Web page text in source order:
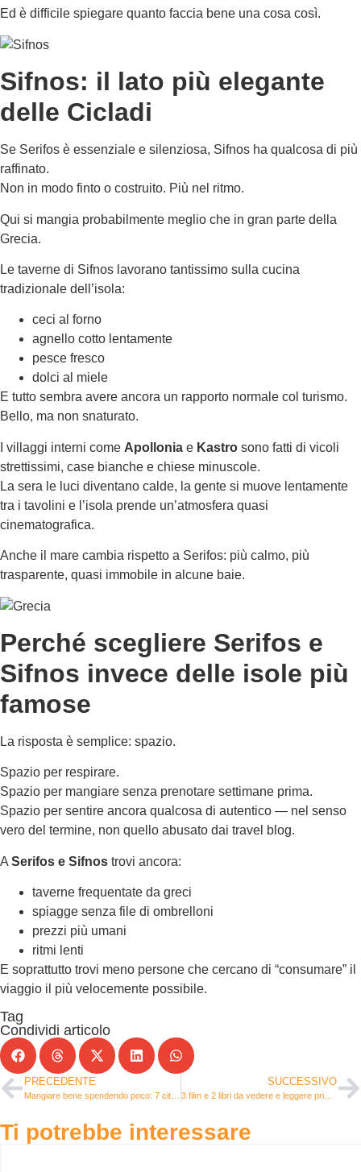
Ed è difficile spiegare quanto faccia bene una cosa così.
Sifnos: il lato più elegante
delle Cicladi
Se Serifos è essenziale e silenziosa, Sifnos ha qualcosa di più
raffinato.
Non in modo finto o costruito. Più nel ritmo.
Qui si mangia probabilmente meglio che in gran parte della
Grecia.
Le taverne di Sifnos lavorano tantissimo sulla cucina
tradizionale dell’isola:
ceci al forno
agnello cotto lentamente
pesce fresco
dolci al miele
E tutto sembra avere ancora un rapporto normale col turismo.
Bello, ma non snaturato.
I villaggi interni come Apollonia e Kastro sono fatti di vicoli
strettissimi, case bianche e chiese minuscole.
La sera le luci diventano calde, la gente si muove lentamente
tra i tavolini e l’isola prende un’atmosfera quasi
cinematografica.
Anche il mare cambia rispetto a Serifos: più calmo, più
trasparente, quasi immobile in alcune baie.
Perché scegliere Serifos e
Sifnos invece delle isole più
famose
La risposta è semplice: spazio.
Spazio per respirare.
Spazio per mangiare senza prenotare settimane prima.
Spazio per sentire ancora qualcosa di autentico — nel senso
vero del termine, non quello abusato dai travel blog.
A Serifos e Sifnos trovi ancora:
taverne frequentate da greci
spiagge senza file di ombrelloni
prezzi più umani
ritmi lenti
E soprattutto trovi meno persone che cercano di “consumare” il
viaggio il più velocemente possibile.
Tag
Condividi articolo
PRECEDENTE
Mangiare bene spendendo poco: 7 città dove il cibo costa meno di una pizza in Italia
SUCCESSIVO
3 film e 2 libri da vedere e leggere prima di andare in Giappone
Ti potrebbe interessare